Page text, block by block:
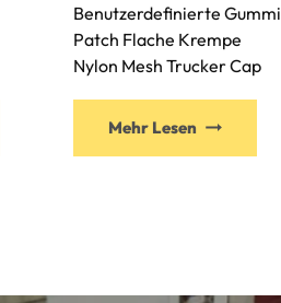
Benutzerdefinierte Gummi
Patch Flache Krempe
Nylon Mesh Trucker Cap
Mehr Lesen